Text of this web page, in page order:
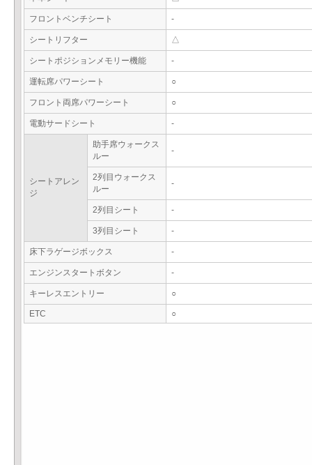
フロントベンチシート -
シートリフター △
シートポジションメモリー機能 -
運転席パワーシート ○
フロント両席パワーシート ○
電動サードシート -
シートアレン
ジ
助手席ウォークス
ルー
-
2列目ウォークス
ルー
-
2列目シート -
3列目シート -
床下ラゲージボックス -
エンジンスタートボタン -
キーレスエントリー ○
ETC ○